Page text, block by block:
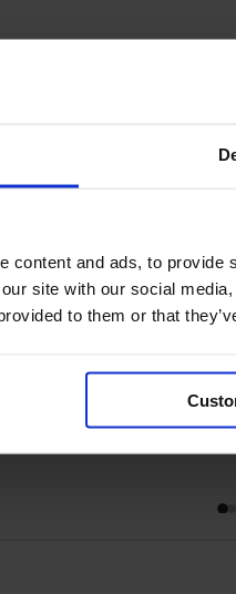
content and ads, to
site with our social
to them or that